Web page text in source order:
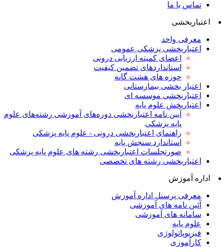
تماس با ما
اعتباربخشی
معرفی واحد
اعتباربخشی پزشکی عمومی
اعضای کمیته ارزیابی درونی
استانداردهای تضمین کیفیت
حوزه های هشت گانه
اعتبار بخشی بیمارستانی
اعتباربخشی موسسه ای
اعتباربخش علوم پایه
آیین نامه اعتباربخشی دوره‌های آموزشی رشته‌های علوم
پایه پزشکی
راهنمای اعتباربخشی درونی - علوم پایه پزشکی
استاندارد سنجش پایه
صورتجلسات اعتباربخشی رشته های علوم پایه پزشکی
اعتباربخشی رشته های تخصصی
اداره آموزش
معرفی پرسنل اداره آموزش
آئین نامه های آموزشی
سامانه های آموزشی
علوم پایه
فیزیوپاتولوژی
کارآموزی